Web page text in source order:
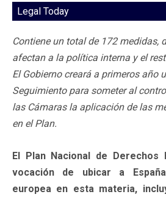
Legal Today
Contiene un total de 172 medidas,
afectan a la política interna y el
El Gobierno creará a primeros año
Seguimiento para someter al
las Cámaras la aplicación de las
en el Plan.
El Plan Nacional de Derechos
vocación de ubicar a
europea en esta materia,